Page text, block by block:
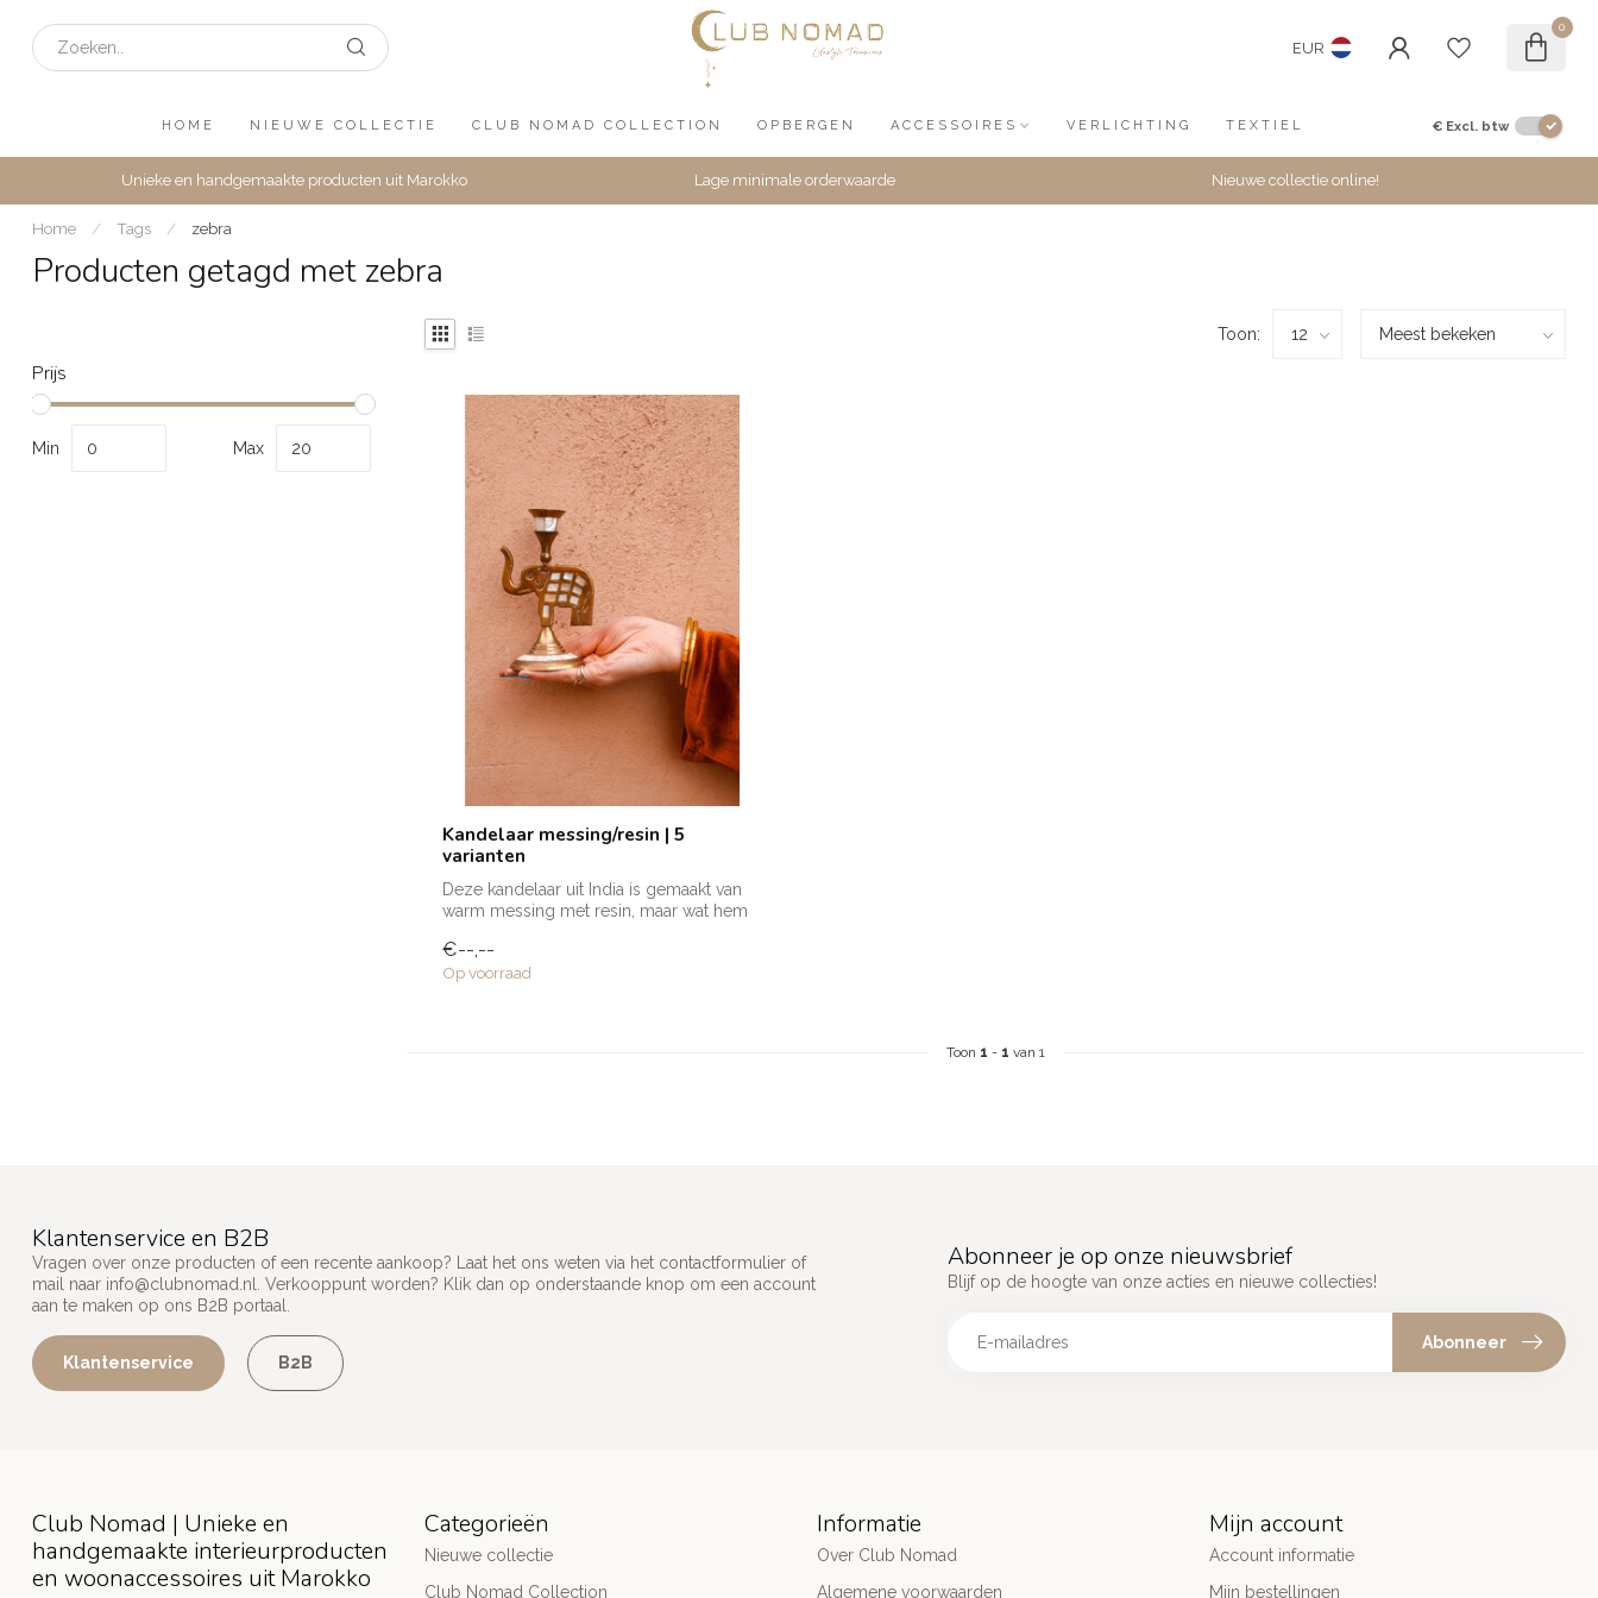
EUR
0
HOME NIEUWE COLLECTIE CLUB NOMAD COLLECTION OPBERGEN ACCESSOIRES VERLICHTING TEXTIEL € Excl. btw
Unieke en handgemaakte producten uit Marokko Lage minimale orderwaarde Nieuwe collectie online!
Home / Tags / zebra
Producten getagd met zebra
Prijs
Min Max
Toon:
Kandelaar messing/resin | 5
varianten
Deze kandelaar uit India is gemaakt van
warm messing met resin, maar wat hem
€--,--
Op voorraad
Toon 1 - 1 van 1
Klantenservice en B2B
Vragen over onze producten of een recente aankoop? Laat het ons weten via het contactformulier of
mail naar info@clubnomad.nl . Verkooppunt worden? Klik dan op onderstaande knop om een account
aan te maken op ons B2B portaal.
Klantenservice B2B
Abonneer je op onze nieuwsbrief
Blijf op de hoogte van onze acties en nieuwe collecties!
Abonneer
Club Nomad | Unieke en
handgemaakte interieurproducten
en woonaccessoires uit Marokko
Categorieën
Nieuwe collectie
Club Nomad Collection
Informatie
Over Club Nomad
Algemene voorwaarden
Mijn account
Account informatie
Mijn bestellingen